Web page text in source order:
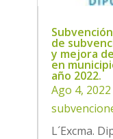
de
y mejora
en
año 2022.
Ago 4, 2022
L´Excma.